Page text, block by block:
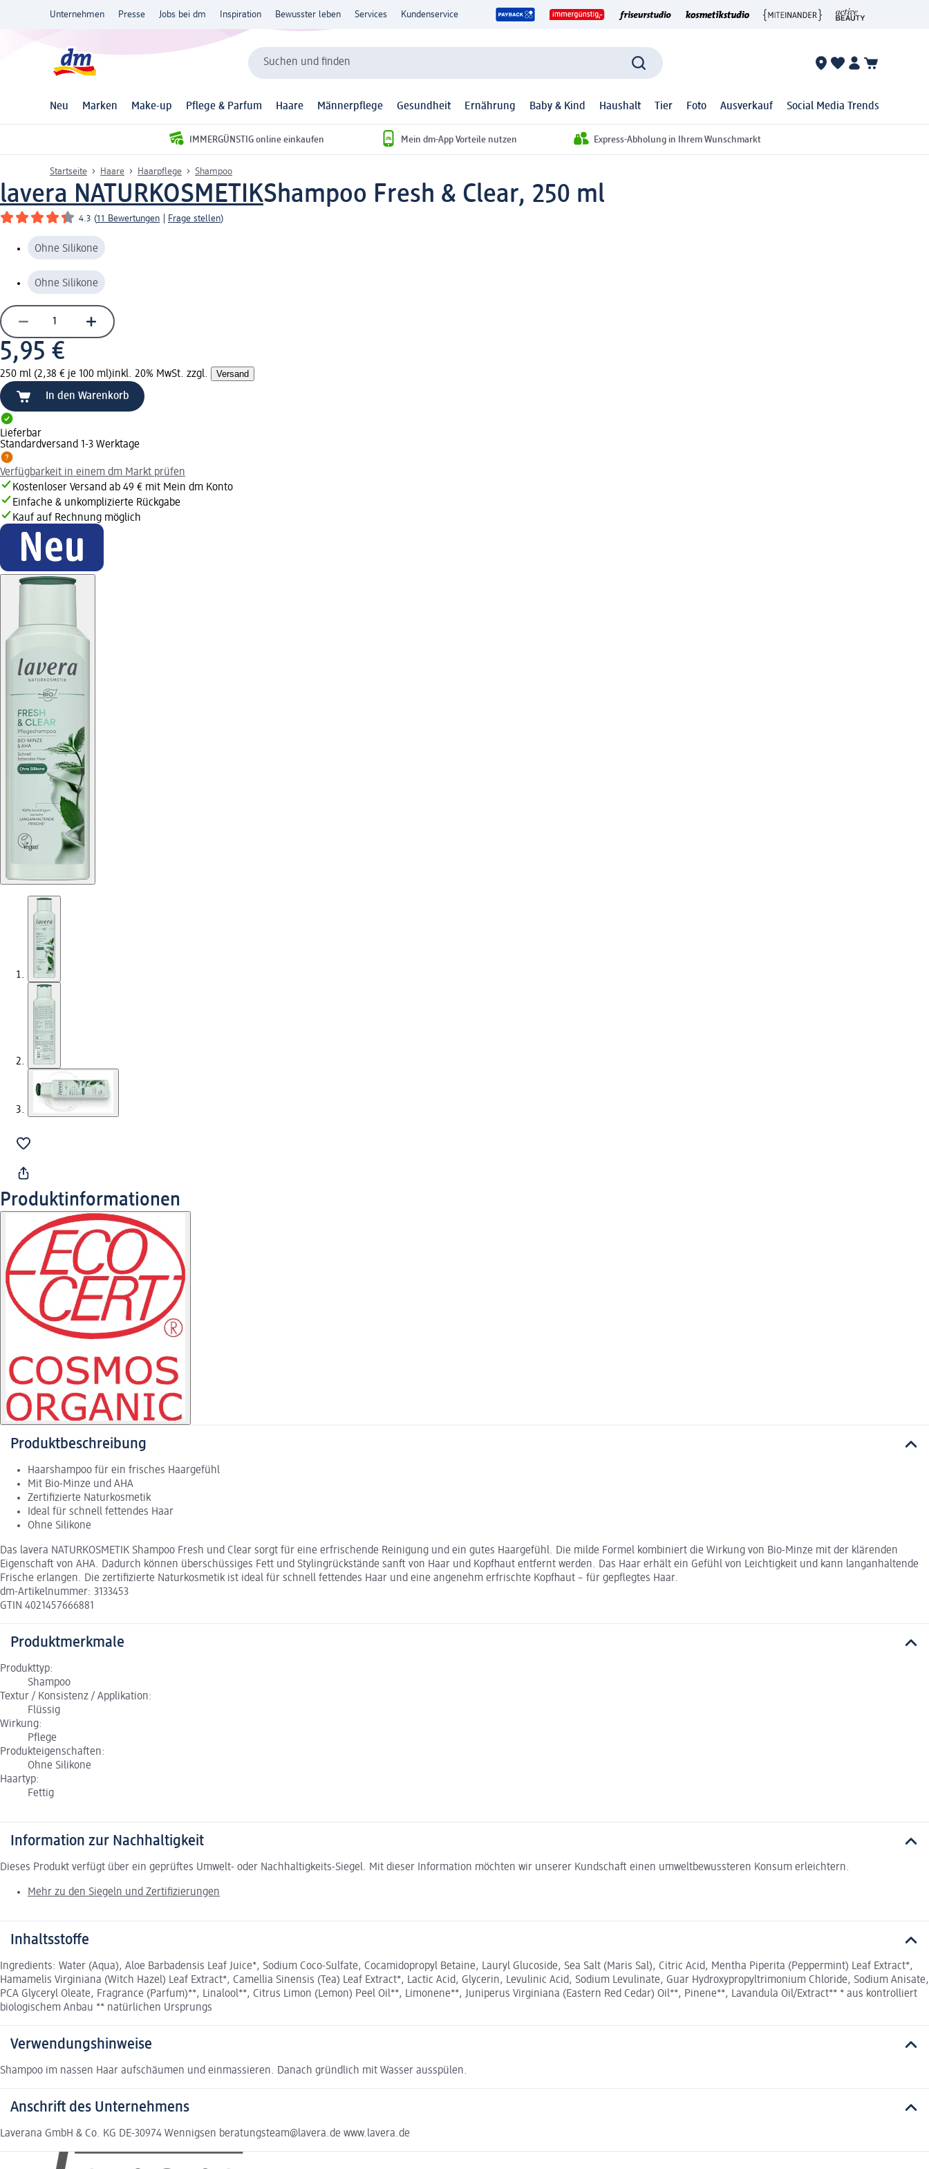
Unternehmen Presse Jobs bei dm Inspiration Bewusster leben Services Kundenservice
Suchen und finden
Neu Marken Make-up Pflege & Parfum Haare Männerpflege Gesundheit Ernährung Baby & Kind Haushalt Tier Foto Ausverkauf Social Media Trends
IMMERGÜNSTIG online einkaufen Mein dm-App Vorteile nutzen Express-Abholung in Ihrem Wunschmarkt
Startseite Haare Haarpflege Shampoo
lavera NATURKOSMETIKShampoo Fresh & Clear, 250 ml
4.3 (11 Bewertungen Frage stellen)
Ohne Silikone
Ohne Silikone
5,95 €
250 ml (2,38 € je 100 ml)inkl. 20% MwSt. zzgl. Versand
In den Warenkorb
Lieferbar
Standardversand 1-3 Werktage
Verfügbarkeit in einem dm Markt prüfen
Kostenloser Versand ab 49 € mit Mein dm Konto
Einfache & unkomplizierte Rückgabe
Kauf auf Rechnung möglich
Produktinformationen
Produktbeschreibung
Haarshampoo für ein frisches Haargefühl
Mit Bio-Minze und AHA
Zertifizierte Naturkosmetik
Ideal für schnell fettendes Haar
Ohne Silikone
Das lavera NATURKOSMETIK Shampoo Fresh und Clear sorgt für eine erfrischende Reinigung und ein gutes Haargefühl. Die milde Formel kombiniert die Wirkung von Bio-Minze mit der klärenden
Eigenschaft von AHA. Dadurch können überschüssiges Fett und Stylingrückstände sanft von Haar und Kopfhaut entfernt werden. Das Haar erhält ein Gefühl von Leichtigkeit und kann langanhaltende
Frische erlangen. Die zertifizierte Naturkosmetik ist ideal für schnell fettendes Haar und eine angenehm erfrischte Kopfhaut – für gepflegtes Haar.
dm-Artikelnummer: 3133453
GTIN 4021457666881
Produktmerkmale
Produkttyp:
Shampoo
Textur / Konsistenz / Applikation:
Flüssig
Wirkung:
Pflege
Produkteigenschaften:
Ohne Silikone
Haartyp:
Fettig
Information zur Nachhaltigkeit
Dieses Produkt verfügt über ein geprüftes Umwelt- oder Nachhaltigkeits-Siegel. Mit dieser Information möchten wir unserer Kundschaft einen umweltbewussteren Konsum erleichtern.
Mehr zu den Siegeln und Zertifizierungen
Inhaltsstoffe
Ingredients: Water (Aqua), Aloe Barbadensis Leaf Juice*, Sodium Coco-Sulfate, Cocamidopropyl Betaine, Lauryl Glucoside, Sea Salt (Maris Sal), Citric Acid, Mentha Piperita (Peppermint) Leaf Extract*,
Hamamelis Virginiana (Witch Hazel) Leaf Extract*, Camellia Sinensis (Tea) Leaf Extract*, Lactic Acid, Glycerin, Levulinic Acid, Sodium Levulinate, Guar Hydroxypropyltrimonium Chloride, Sodium Anisate,
PCA Glyceryl Oleate, Fragrance (Parfum)**, Linalool**, Citrus Limon (Lemon) Peel Oil**, Limonene**, Juniperus Virginiana (Eastern Red Cedar) Oil**, Pinene**, Lavandula Oil/Extract** * aus kontrolliert
biologischem Anbau ** natürlichen Ursprungs
Verwendungshinweise
Shampoo im nassen Haar aufschäumen und einmassieren. Danach gründlich mit Wasser ausspülen.
Anschrift des Unternehmens
Laverana GmbH & Co. KG DE-30974 Wennigsen beratungsteam@lavera.de www.lavera.de